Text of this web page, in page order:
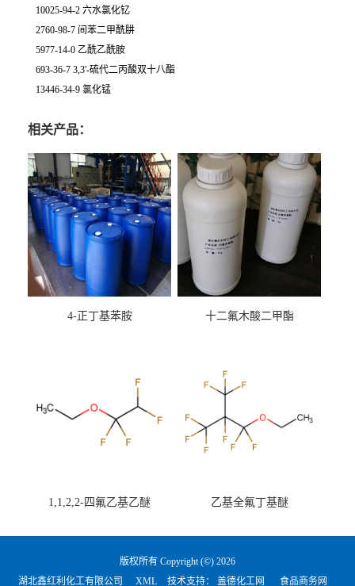
10025-94-2 六水氯化钇
2760-98-7 间苯二甲酰肼
5977-14-0 乙酰乙酰胺
693-36-7 3,3'-硫代二丙酸双十八酯
13446-34-9 氯化锰
相关产品：
4-正丁基苯胺 十二氟木酸二甲酯
1,1,2,2-四氟乙基乙醚 乙基全氟丁基醚
版权所有 Copyright (©) 2026
湖北鑫红利化工有限公司
XML 技术支持： 盖德化工网 食品商务网